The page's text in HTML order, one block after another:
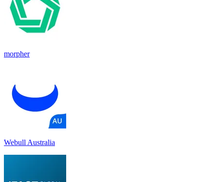
morpher
Webull Australia